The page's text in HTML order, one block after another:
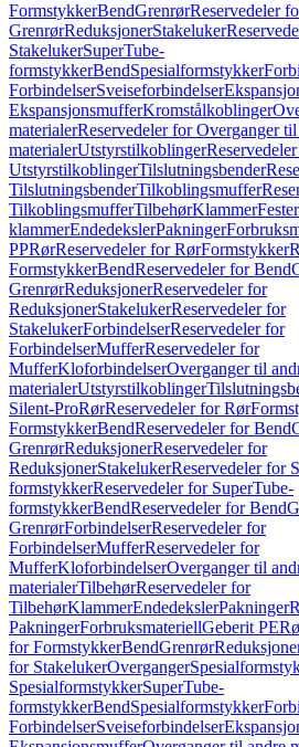
FormstykkerBendGrenrørReservedeler
GrenrørReduksjonerStakeluker
StakelukerSuperTube-
formstykkerBendSpesialformstykker
ForbindelserSveiseforbindelser
EkspansjonsmufferKromstålkoblinger
materialerReservedeler for Overganger
materialerUtstyrstilkoblinger
UtstyrstilkoblingerTilslutningsbender
TilslutningsbenderTilkoblingsmuffer
TilkoblingsmufferTilbehørKlammer
klammerEndedekslerPakninger
PPRørReservedeler for RørFormstykker
FormstykkerBendReservedeler for Bend
GrenrørReduksjonerReservedeler for
ReduksjonerStakelukerReservedeler for
StakelukerForbindelserReservedeler for
ForbindelserMufferReservedeler for
MufferKloforbindelserOverganger til
materialerUtstyrstilkoblinger
Silent-ProRørReservedeler for Rør
FormstykkerBendReservedeler for Bend
GrenrørReduksjonerReservedeler for
ReduksjonerStakelukerReservedeler for
formstykkerReservedeler for SuperTube-
formstykkerBendReservedeler for Bend
GrenrørForbindelserReservedeler for
ForbindelserMufferReservedeler for
MufferKloforbindelserOverganger til
materialerTilbehørReservedeler for
TilbehørKlammerEndedekslerPakninger
PakningerForbruksmateriellGeberit PE
for FormstykkerBendGrenrør
for StakelukerOverganger
SpesialformstykkerSuperTube-
formstykkerBendSpesialformstykker
ForbindelserSveiseforbindelser